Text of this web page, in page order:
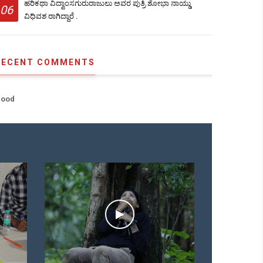
06
ಹರಿಕಥಾ ವಿದ್ವಾಂಸಗುರುರಾಜುಲು ಅವರ ಪುತ್ರಿ ಶೋಭಾ ನಾಯ್ಡು
ವಿಧಿವಶ ರಾಗಿದ್ದಾರೆ .
COMMENTS